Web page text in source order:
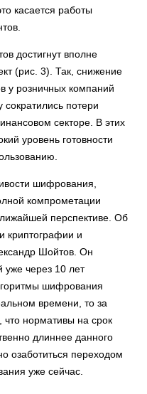
касается работы
достигнут вполне
(рис. 3). Так, снижение
у розничных компаний
сократились потери
секторе. В этих
уровень готовности
шифрования,
компрометации
перспективе. Об
криптографии и
Шойтов. Он
уже через 10 лет
шифрования
времени, то за
что нормативы на срок
длиннее данного
озаботиться переходом
уже сейчас.